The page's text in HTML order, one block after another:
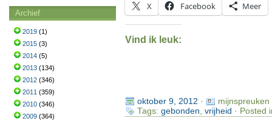
X Facebook Meer
Vind ik leuk:
oktober 9, 2012 ·
mijnspreuken
Tags: gebonden vrijheid · Posted
Archief
2019 (1)
2015 (3)
2014 (5)
2013 (134)
2012 (346)
2011 (359)
2010 (346)
2009 (364)